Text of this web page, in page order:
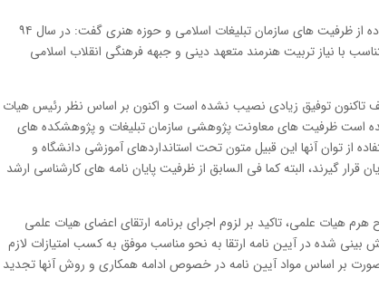
وی با اشاره فرمایشات مقام معظم رهبری مبنی بر استفاده از ظرفیت های سازمان تبلیغات اسلامی و حوزه هنری گفت: در سال ۹۴
با نیاز تربیت هنرمند متعهد دینی و جبهه فرهنگی انقلاب اسلامی
تاکنون توفیق زیادی نصیب نشده است و اکنون بر اساس نظر رئیس هیات
است ظرفیت های معاونت پژوهشی سازمان تبلیغات و پژوهشکده های
از توان آنها این قبیل متون تحت استانداردهای آموزشی دانشگاه و
گیرند، البته کما فی السابق از ظرفیت پایان نامه های کارشناسی ارشد
هیات علمی، تاکید بر لزوم اجرای برنامه ارتقای اعضای هیات علمی
بینی شده در آیین نامه ارتقا به نحو مناسب موفق به کسب امتیازات لازم
صورت بر اساس مواد آیین نامه در خصوص ادامه همکاری و روش آنها تجدید